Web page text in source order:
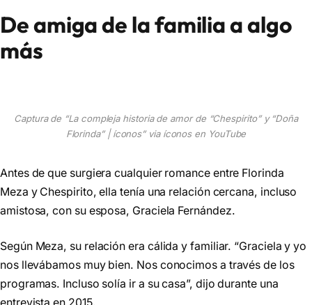
De amiga de la familia a algo
más
Captura de “La compleja historia de amor de “Chespirito” y “Doña
Florinda” | íconos” via íconos en YouTube
Antes de que surgiera cualquier romance entre Florinda
Meza y Chespirito, ella tenía una relación cercana, incluso
amistosa, con su esposa, Graciela Fernández.
Según Meza, su relación era cálida y familiar. “Graciela y yo
nos llevábamos muy bien. Nos conocimos a través de los
programas. Incluso solía ir a su casa”, dijo durante una